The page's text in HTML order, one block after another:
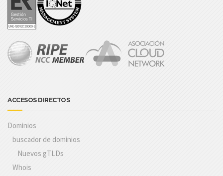
ACCESOS DIRECTOS
Dominios
buscador de dominios
Nuevos gTLDs
Whois